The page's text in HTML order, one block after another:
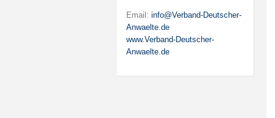
Email: info@Verband-Deutscher-
Anwaelte.de
www.Verband-Deutscher-
Anwaelte.de